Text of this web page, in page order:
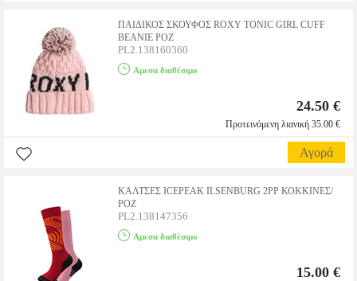
ΠΑΙΔΙΚΟΣ ΣΚΟΥΦΟΣ ROXY TONIC GIRL CUFF
BEANIE ΡΟΖ
PL2.138160360
Αμεσα διαθέσιμο
24.50 €
Προτεινόμενη λιανική 35.00 €
Αγορά
ΚΑΛΤΣΕΣ ICEPEAK ILSENBURG 2PP ΚΟΚΚΙΝΕΣ/
ΡΟΖ
PL2.138147356
Αμεσα διαθέσιμο
15.00 €